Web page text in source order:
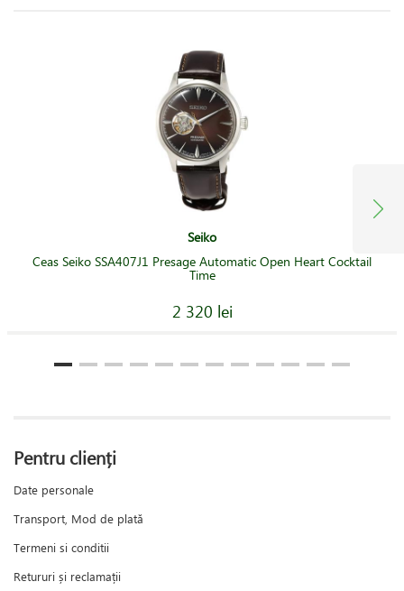
Seiko
Ceas Seiko SSA407J1 Presage Automatic Open Heart Cocktail
Time
2 320 lei
Pentru clienți
Date personale
Transport, Mod de plată
Termeni si conditii
Retururi și reclamații